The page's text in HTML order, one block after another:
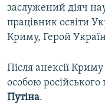
заслужений діяч
працівник освіти
Криму, Герой
Після анексії
особою російського
Путіна.